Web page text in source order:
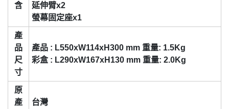
含
延伸臂x2
螢幕固定座x1
產
品
尺
寸
產品 : L550xW114xH300 mm 重量: 1.5Kg
彩盒 : L290xW167xH130 mm 重量: 2.0Kg
原
產
台灣